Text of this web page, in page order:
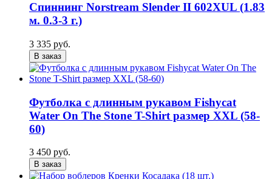
Спиннинг Norstream Slender II 602XUL (1.83
м. 0.3-3 г.)
3 335 руб.
В заказ
Футболка с длинным рукавом Fishycat
Water On The Stone T-Shirt размер XXL (58-
60)
3 450 руб.
В заказ